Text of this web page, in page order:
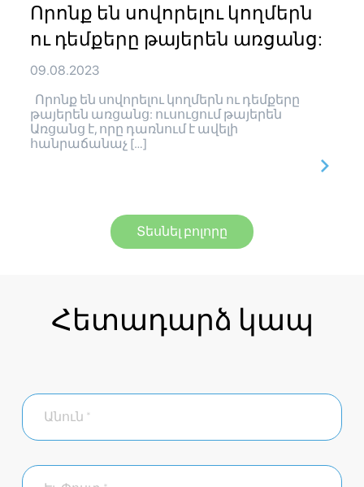
Որոնք են սովորելու կողմերն
ու դեմքերը թայերեն առցանց:
09.08.2023
Որոնք են սովորելու կողմերն ու դեմքերը
թայերեն առցանց: ուսուցում թայերեն
Առցանց է, որը դառնում է ավելի
հանրաճանաչ […]
Տեսնել բոլորը
Հետադարձ կապ